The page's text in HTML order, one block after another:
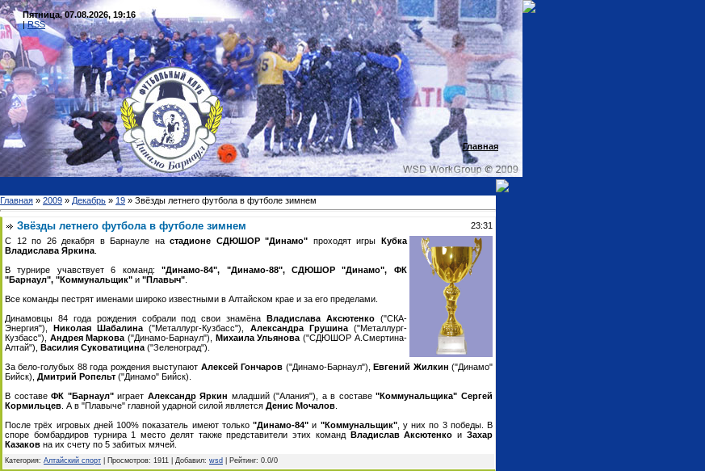
Пятница, 07.08.2026, 19:16
|RSS
Главная
Главная » 2009 » Декабрь » 19 » Звёзды летнего футбола в футболе зимнем
Звёзды летнего футбола в футболе зимнем
23:31
С 12 по 26 декабря в Барнауле настадионе СДЮШОР "Динамо" проходят игры Кубка
Владислава Яркина
В турнире учавствует 6 команд:"Динамо-84", "Динамо-88", СДЮШОР "Динамо", ФК
"Барнаул", "Коммунальщик" и "Плавыч"
Все команды пестрят именами широко известными в Алтайском крае и за его пределами.
Динамовцы 84 года рождения собрали под свои знамёнаВладислава Аксютенко ("СКА-
Энергия"),Николая Шабалина("Металлург-Кузбасс"), Александра Грушина ("Металлург-
Кузбасс"), Андрея Маркова("Динамо-Барнаул"), Михаила Ульянова("СДЮШОР А.Смертина-
Алтай"), Василия Суковатицина ("Зеленоград").
За бело-голубых 88 года рождения выступают Алексей Гончаров ("Динамо-Барнаул"),Евгений Жилкин("Динамо"
Бийск), Дмитрий Ропельт ("Динамо" Бийск).
В составеФК "Барнаул"играет Александр Яркин младший ("Алания"), а в составе"Коммунальщика" Сергей
Кормильцев . А в "Плавыче" главной ударной силой является Денис Мочалов
После трёх игровых дней 100% показатель имеют только "Динамо-84"и "Коммунальщик", у них по 3 победы. В
споре бомбардиров турнира 1 место делят также представители этих команд Владислав Аксютенкои Захар
Казаков на их счету по 5 забитых мячей.
Категория: Алтайский спорт | Просмотров: 1911 | Добавил: wsd | Рейтинг: 0.0/0